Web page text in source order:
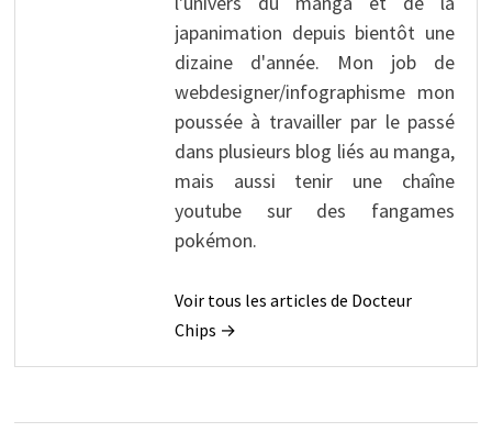
japanimation depuis bientôt une
dizaine d'année. Mon job de
webdesigner/infographisme mon
poussée à travailler par le passé
dans plusieurs blog liés au manga,
mais aussi tenir une chaîne
youtube sur des fangames
pokémon.
Voir tous les articles de Docteur
Chips →